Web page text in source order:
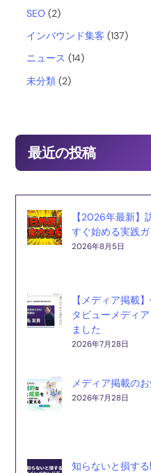
o
SEO (2)
インバウンド集客 (137)
ニュース (14)
未分類 (2)
最近の投稿
【2026年最新】
すぐ始める実践ガ
2026年8月5日
【メディア掲載
タビューメディ
ました
2026年7月28日
メディア掲載の
2026年7月28日
知らないと損す